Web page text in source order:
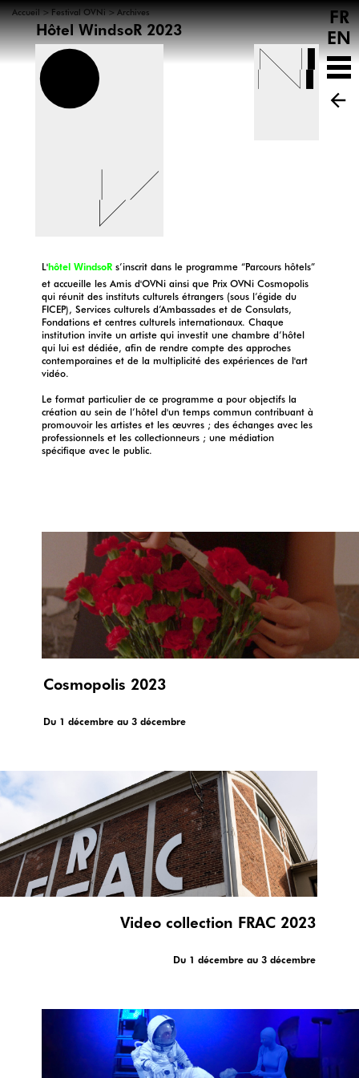
Accueil > Festival OVNi >Archives
Hôtel WindsoR 2023
FR
EN
L'hôtel WindsoR s’inscrit dans le programme “Parcours hôtels”
et accueille les Amis d'OVNi ainsi que Prix OVNi Cosmopolis
qui réunit des instituts culturels étrangers (sous l’égide du
FICEP), Services culturels d’Ambassades et de Consulats,
Fondations et centres culturels internationaux. Chaque
institution invite un artiste qui investit une chambre d’hôtel
qui lui est dédiée, afin de rendre compte des approches
contemporaines et de la multiplicité des expériences de l'art
vidéo.
Le format particulier de ce programme a pour objectifs la
création au sein de l’hôtel d'un temps commun contribuant à
promouvoir les artistes et les œuvres ; des échanges avec les
professionnels et les collectionneurs ; une médiation
spécifique avec le public.
Flowers blooming in our throats, 2020 © Eva Giolo
Cosmopolis 2023
Du 1 décembre au 3 décembre
Video collection FRAC 2023
Du 1 décembre au 3 décembre